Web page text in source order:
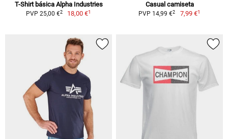
T-Shirt básica Alpha Industries
PVP 25,00 €2 18,00 €1
Casual camiseta
PVP 14,99 €2 7,99 €1